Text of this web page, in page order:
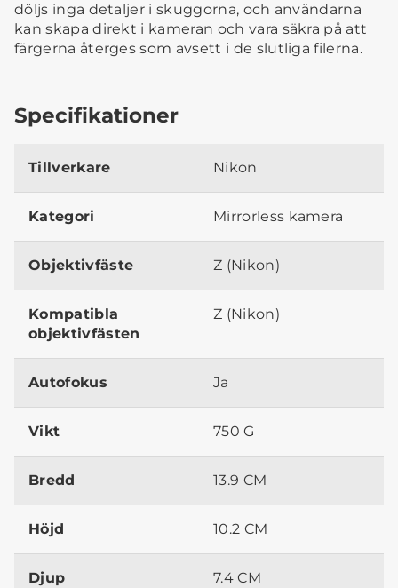
döljs inga detaljer i skuggorna, och användarna
kan skapa direkt i kameran och vara säkra på att
färgerna återges som avsett i de slutliga filerna.
Specifikationer
Tillverkare Nikon
Kategori Mirrorless kamera
Objektivfäste Z (Nikon)
Kompatibla
objektivfästen
Z (Nikon)
Autofokus Ja
Vikt 750 G
Bredd 13.9 CM
Höjd 10.2 CM
Djup 7.4 CM